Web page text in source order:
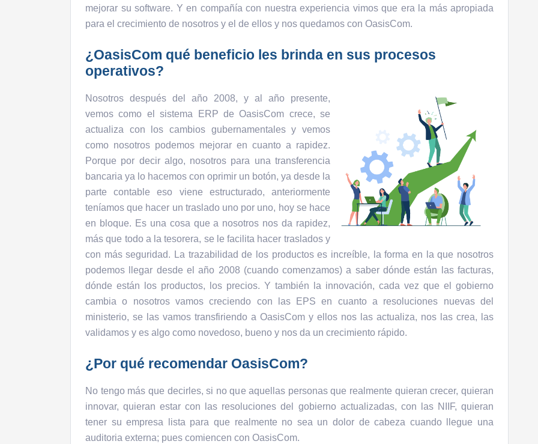
mejorar su software. Y en compañía con nuestra experiencia vimos que era la más apropiada
para el crecimiento de nosotros y el de ellos y nos quedamos con OasisCom.
¿OasisCom qué beneficio les brinda en sus procesos
operativos?
Nosotros después del año 2008, y al año presente,
vemos como el sistema ERP de OasisCom crece, se
actualiza con los cambios gubernamentales y vemos
como nosotros podemos mejorar en cuanto a rapidez.
Porque por decir algo, nosotros para una transferencia
bancaria ya lo hacemos con oprimir un botón, ya desde la
parte contable eso viene estructurado, anteriormente
teníamos que hacer un traslado uno por uno, hoy se hace
en bloque. Es una cosa que a nosotros nos da rapidez,
más que todo a la tesorera, se le facilita hacer traslados y
con más seguridad. La trazabilidad de los productos es increíble, la forma en la que nosotros
podemos llegar desde el año 2008 (cuando comenzamos) a saber dónde están las facturas,
dónde están los productos, los precios. Y también la innovación, cada vez que el gobierno
cambia o nosotros vamos creciendo con las EPS en cuanto a resoluciones nuevas del
ministerio, se las vamos transfiriendo a OasisCom y ellos nos las actualiza, nos las crea, las
validamos y es algo como novedoso, bueno y nos da un crecimiento rápido.
¿Por qué recomendar OasisCom?
No tengo más que decirles, si no que aquellas personas que realmente quieran crecer, quieran
innovar, quieran estar con las resoluciones del gobierno actualizadas, con las NIIF, quieran
tener su empresa lista para que realmente no sea un dolor de cabeza cuando llegue una
auditoria externa; pues comiencen con OasisCom.